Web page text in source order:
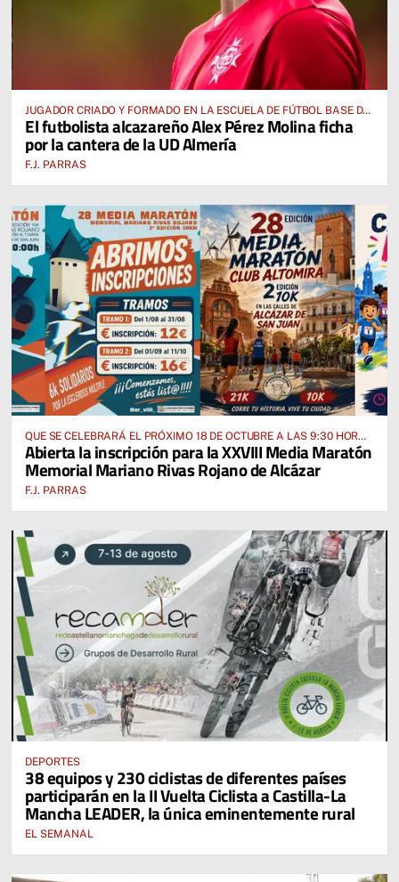
JUGADOR CRIADO Y FORMADO EN LA ESCUELA DE FÚTBOL BASE DE
ALCÁZAR DE SAN JUAN
El futbolista alcazareño Alex Pérez Molina ficha
por la cantera de la UD Almería
F.J. PARRAS
QUE SE CELEBRARÁ EL PRÓXIMO 18 DE OCTUBRE A LAS 9:30 HORAS
DESDE EL PABELLÓN VICENTE PANIAGUA
Abierta la inscripción para la XXVIII Media Maratón
Memorial Mariano Rivas Rojano de Alcázar
F.J. PARRAS
DEPORTES
38 equipos y 230 ciclistas de diferentes países
participarán en la II Vuelta Ciclista a Castilla-La
Mancha LEADER, la única eminentemente rural
EL SEMANAL